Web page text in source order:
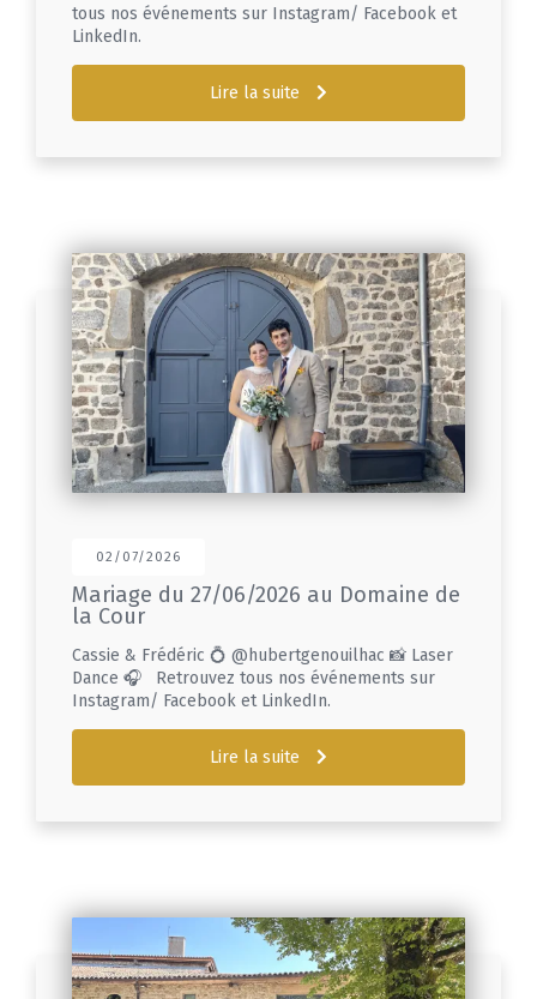
tous nos événements sur Instagram/ Facebook et
LinkedIn.
Lire la suite
02/07/2026
Mariage du 27/06/2026 au Domaine de
la Cour
Cassie & Frédéric 💍 @hubertgenouilhac 📸 Laser
Dance 🎧 Retrouvez tous nos événements sur
Instagram/ Facebook et LinkedIn.
Lire la suite